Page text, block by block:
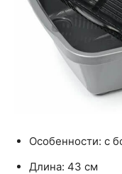
Особенности: с
Длина: 43 см